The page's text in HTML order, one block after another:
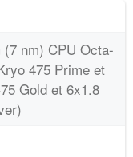
(7 nm) CPU Octa-
475 Prime et
Gold et 6x1.8